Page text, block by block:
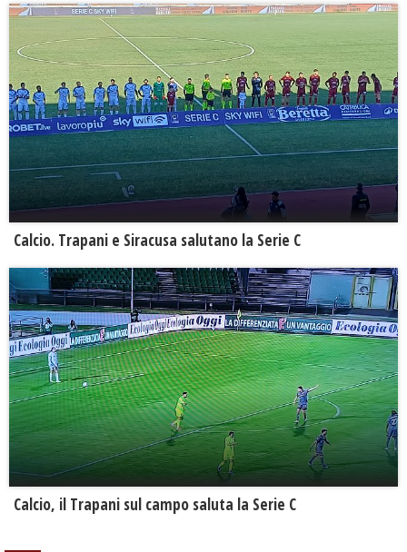
Calcio. Trapani e Siracusa salutano la Serie C
Calcio, il Trapani sul campo saluta la Serie C